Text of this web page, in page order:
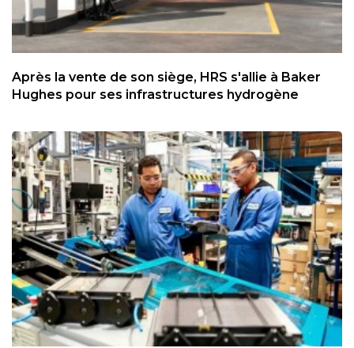
Après la vente de son siège, HRS s'allie à Baker
Hughes pour ses infrastructures hydrogène